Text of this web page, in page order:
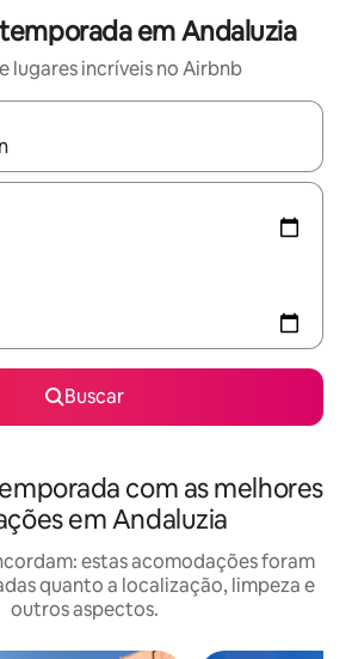
em Andaluzia
lugares incríveis no Airbnb
estiverem disponíveis, explore-os
Buscar
com as melhores
em Andaluzia
estas acomodações foram
quanto a localização, limpeza e
outros aspectos.